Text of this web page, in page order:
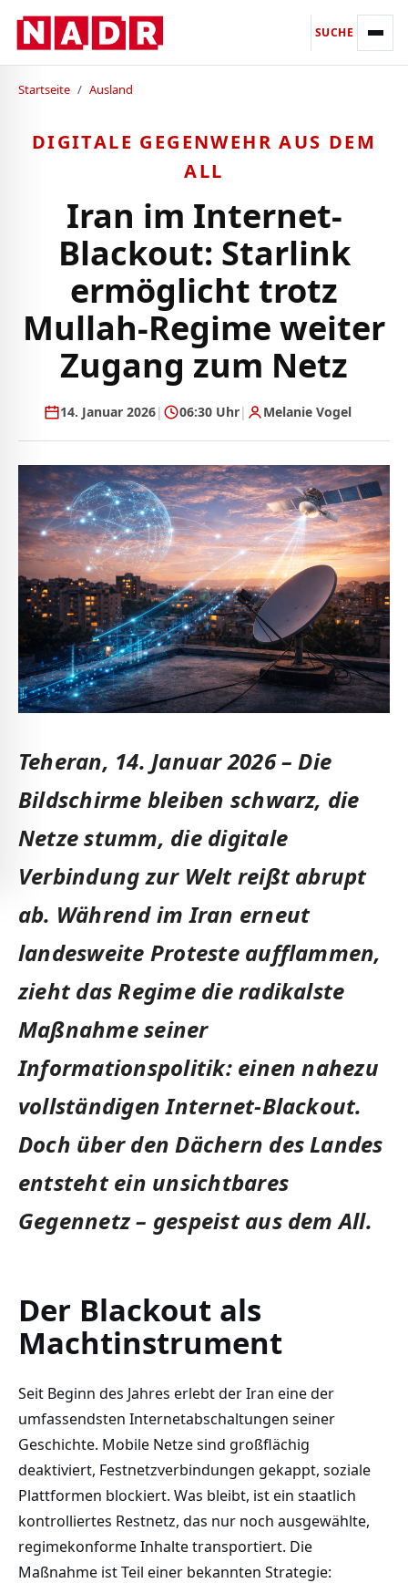
SUCHE
Startseite / Ausland
DIGITALE GEGENWEHR AUS DEM
ALL
Iran im Internet-
Blackout: Starlink
ermöglicht trotz
Mullah-Regime weiter
Zugang zum Netz
14. Januar 2026| 06:30 Uhr| Melanie Vogel
Teheran, 14. Januar 2026 – Die
Bildschirme bleiben schwarz, die
Netze stumm, die digitale
Verbindung zur Welt reißt abrupt
ab. Während im Iran erneut
landesweite Proteste aufflammen,
zieht das Regime die radikalste
Maßnahme seiner
Informationspolitik: einen nahezu
vollständigen Internet-Blackout.
Doch über den Dächern des Landes
entsteht ein unsichtbares
Gegennetz – gespeist aus dem All.
Der Blackout als
Machtinstrument
Seit Beginn des Jahres erlebt der Iran eine der
umfassendsten Internetabschaltungen seiner
Geschichte. Mobile Netze sind großflächig
deaktiviert, Festnetzverbindungen gekappt, soziale
Plattformen blockiert. Was bleibt, ist ein staatlich
kontrolliertes Restnetz, das nur noch ausgewählte,
regimekonforme Inhalte transportiert. Die
Maßnahme ist Teil einer bekannten Strategie: